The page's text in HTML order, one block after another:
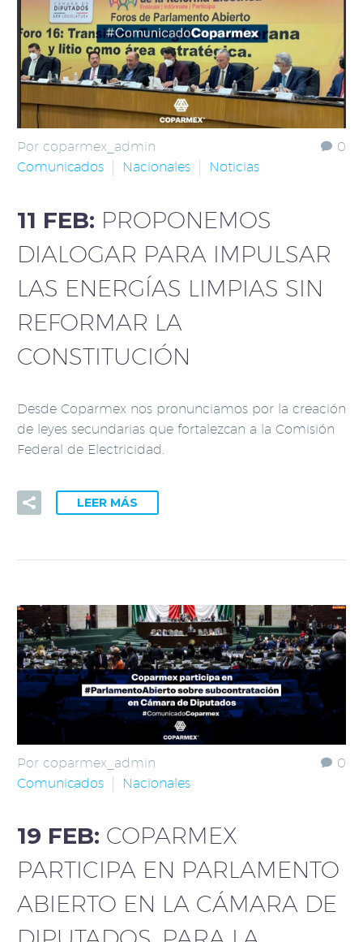
0
Por coparmex_admin
Comunicados
Nacionales Noticias
11 FEB: PROPONEMOS
DIALOGAR PARA IMPULSAR
LAS ENERGÍAS LIMPIAS SIN
REFORMAR LA
CONSTITUCIÓN
Desde Coparmex nos pronunciamos por la creación
de leyes secundarias que fortalezcan a la Comisión
Federal de Electricidad.
LEER MÁS
0
Por coparmex_admin
Comunicados
Nacionales
19 FEB: COPARMEX
PARTICIPA EN PARLAMENTO
ABIERTO EN LA CÁMARA DE